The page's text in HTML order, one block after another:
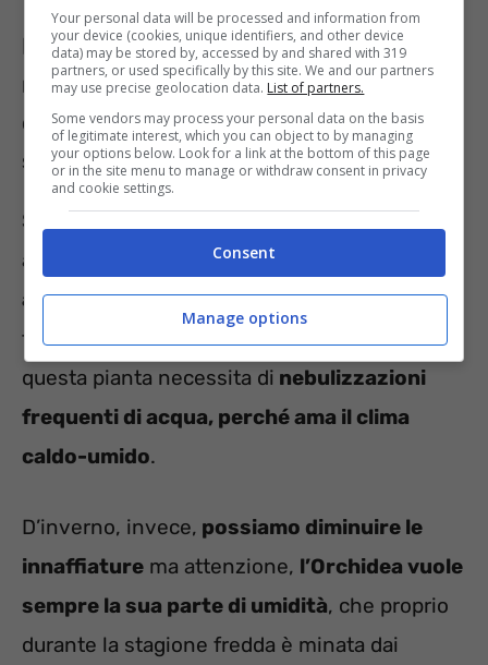
Il segreto per far fiorire le Orchidee e
mantenerle in salute è nascosto in un
cucchiaino, ecco il trucco da provare
subito
Se abbiamo acquistato l’Orchidea in estate e
adesso ha perso i fiori,possiamo prepararla
affinché rifiorisca di nuovo. Con le
temperature estive abbiamo imparato che
questa pianta necessita di nebulizzazioni
frequenti di acqua, perché ama il clima
caldo-umido.
D’inverno, invece, possiamo diminuire le
innaffiature ma attenzione, l’Orchidea vuole
sempre la sua parte di umidità, che proprio
durante la stagione fredda è minata dai
Your personal data will be processed and information from
your device (cookies, unique identifiers, and other device
data) may be stored by, accessed by and shared with 319
partners, or used specifically by this site. We and our partners
may use precise geolocation data. List of partners.
Some vendors may process your personal data on the basis
of legitimate interest, which you can object to by managing
your options below. Look for a link at the bottom of this page
or in the site menu to manage or withdraw consent in privacy
and cookie settings.
Consent
Manage options